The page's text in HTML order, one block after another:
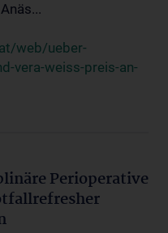
web/ueber-
vera-weiss-preis-an-
Perioperative